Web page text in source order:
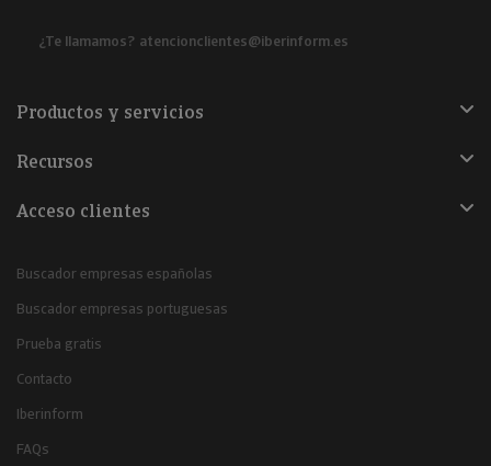
¿Te llamamos? atencionclientes@iberinform.es
Productos y servicios
Recursos
Acceso clientes
Buscador empresas españolas
Buscador empresas portuguesas
Prueba gratis
Contacto
Iberinform
FAQs